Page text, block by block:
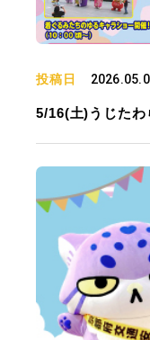
投稿日
5/16(土)うじたわ